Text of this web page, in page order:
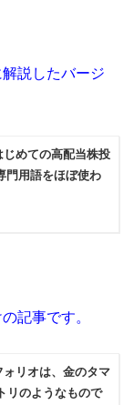
説したバージ
じめての高配当株投
門用語をほぼ使わ
記事です。
リオは、金のタマ
リのようなもので